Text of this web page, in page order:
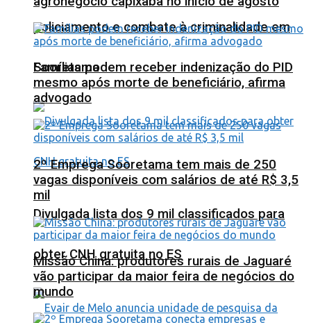
policiamento e combate à criminalidade em
Sooretama
Divulgada lista dos 9 mil classificados para
obter CNH gratuita no ES
Famílias podem receber indenização do PID
mesmo após morte de beneficiário, afirma
advogado
2º Emprega Sooretama tem mais de 250
vagas disponíveis com salários de até R$ 3,5
mil
Missão China: produtores rurais de Jaguaré
vão participar da maior feira de negócios do
mundo